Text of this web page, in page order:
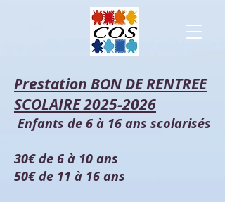
Prestation BON DE RENTREE
SCOLAIRE2025-2026
Enfants de 6 à 16 ans scolarisés
30€ de 6 à 10 ans
50€ de 11 à 16 ans